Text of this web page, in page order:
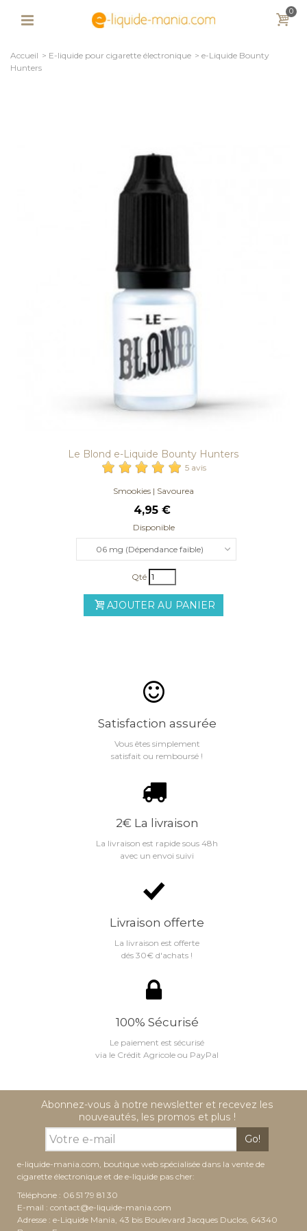
0
Accueil > E-liquide pour cigarette électronique > e-Liquide Bounty
Hunters
Le Blond e-Liquide Bounty Hunters
5 avis
Smookies | Savourea
4,95 €
Disponible
06 mg (Dépendance faible)
Qté
AJOUTER AU PANIER
Satisfaction assurée
Vous êtes simplement
satisfait ou remboursé !
2€ La livraison
La livraison est rapide sous 48h
avec un envoi suivi
Livraison offerte
La livraison est offerte
dés 30€ d'achats !
100% Sécurisé
Le paiement est sécurisé
via le Crédit Agricole ou PayPal
Abonnez-vous à notre newsletter et recevez les
nouveautés, les promos et plus !
Go!
e-liquide-mania.com, boutique web spécialisée dans la vente de
cigarette électronique et de e-liquide pas cher:
Téléphone : 06 51 79 81 30
E-mail : contact@e-liquide-mania.com
Adresse : e-Liquide Mania, 43 bis Boulevard Jacques Duclos, 64340